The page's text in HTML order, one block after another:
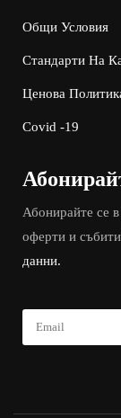
Общи Условия
Стандарти На
Ценова
Covid -19
Абонирайте се
оферти и
данни.